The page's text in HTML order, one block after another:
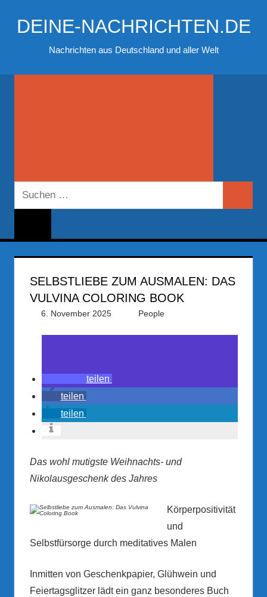
InhaltDEINE-NACHRICHTEN.DE
Nachrichten aus Deutschland und aller Welt
Suchen
nach:
SELBSTLIEBE ZUM AUSMALEN: DAS
VULVINA COLORING BOOK
6. November 2025 PRGateway
People
teilen
teilen
teilen
Das wohl mutigste Weihnachts- und
Nikolausgeschenk des Jahres
Körperpositivität
und
Selbstfürsorge durch meditatives Malen
Inmitten von Geschenkpapier, Glühwein und
Feiertagsglitzer lädt ein ganz besonderes Buch